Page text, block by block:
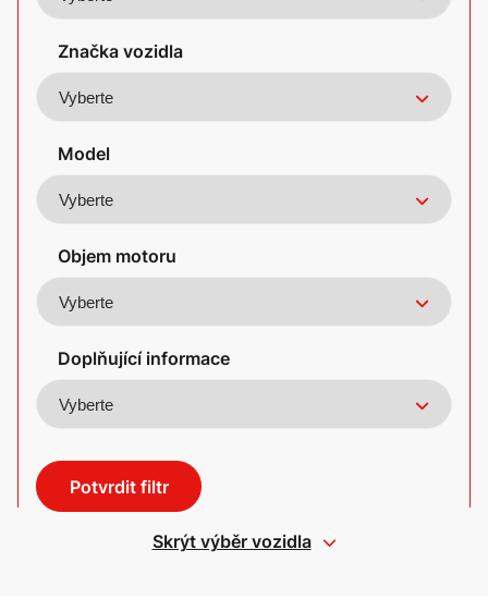
Americké vozy
Značka vozidla
Model
Objem motoru
Doplňující informace
Potvrdit filtr
Skrýt výběr vozidla